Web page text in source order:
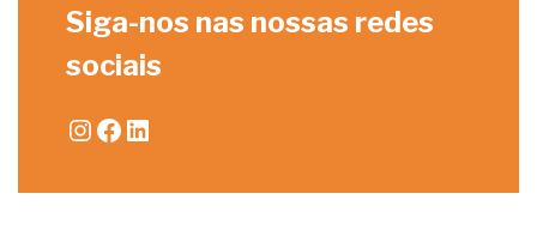
Siga-nos nas nossas redes
sociais
Instagram
Facebook
LinkedIn